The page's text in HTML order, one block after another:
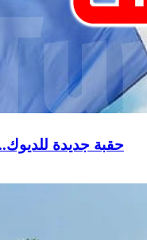
حقبة جديدة